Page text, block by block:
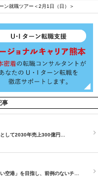
ン就職ツアー＜2月1日（日）＞
事
して2030年売上300億円…
い空港」を目指し、前例のないチ…